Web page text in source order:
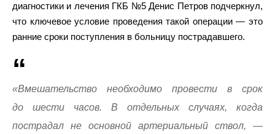
диагностики и лечения ГКБ №5 Денис Петров подчеркнул,
что ключевое условие проведения такой операции — это
ранние сроки поступления в больницу пострадавшего.
«Вмешательство необходимо провести в срок
до шести часов. В отдельных случаях, когда
пострадал не основной артериальный ствол, —